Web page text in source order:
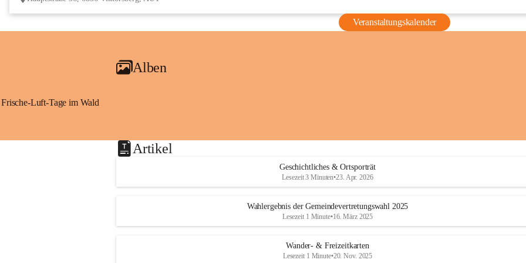
Veranstaltungskalender
Alben
Frische-Luft-Tage im Wald
Artikel
Geschichtliches & Ortsporträt
Lesezeit 3 Minuten•23. Apr. 2026
Wahlergebnis der Gemeindevertretungswahl 2025
Lesezeit 1 Minute•16. März 2025
Wander- & Freizeitkarten
Lesezeit 1 Minute•20. Nov. 2025